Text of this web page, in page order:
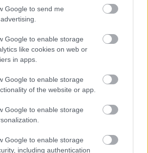
Google to send me
Google to enable storage
like cookies on web or
in apps.
Google to enable storage
of the website or app.
Google to enable storage
Google to enable storage
including authentication
umožňuje, abyste se stali
lyžařské komunity s
A také navíc s
k článkům na
maastohiihto.com,
SC Play a SC MyPages.